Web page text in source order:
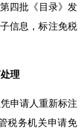
四批《目录》发
信息，标注免税
理
申请人重新标注
税务机关申请免